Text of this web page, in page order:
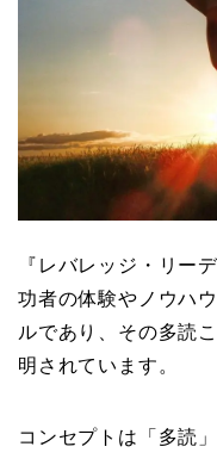
『レバレッジ・リー
功者の体験やノウハ
ルであり、その多読
明されています。
コンセプトは「多読